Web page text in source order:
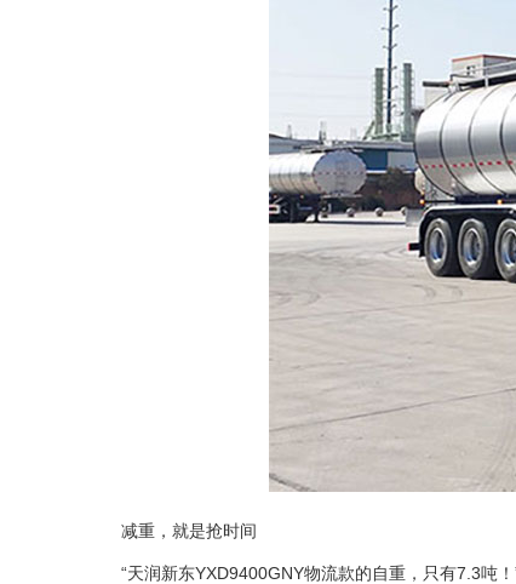
减重，就是抢时间
“天润新东YXD9400GNY物流款的自重，只有7.3吨！